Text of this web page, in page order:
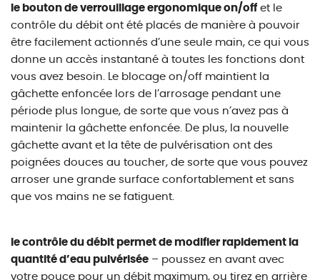
le bouton de verrouillage ergonomique on/offet le
contrôle du débit ont été placés de manière à pouvoir
être facilement actionnés d’une seule main, ce qui vous
donne un accès instantané à toutes les fonctions dont
vous avez besoin. Le blocage on/off maintient la
gâchette enfoncée lors de l’arrosage pendant une
période plus longue, de sorte que vous n’avez pas à
maintenir la gâchette enfoncée. De plus, la nouvelle
gâchette avant et la tête de pulvérisation ont des
poignées douces au toucher, de sorte que vous pouvez
arroser une grande surface confortablement et sans
que vos mains ne se fatiguent.
le contrôle du débit permet de modifier rapidement la
quantité d’eau pulvérisée – poussez en avant avec
votre pouce pour un débit maximum, ou tirez en arrière